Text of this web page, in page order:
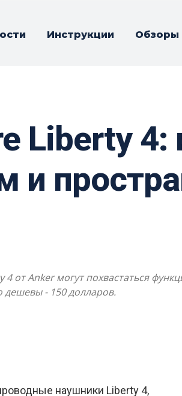
Инструкции Обзоры
Liberty 4:
и
Anker могут похвастаться
- 150 долларов.
наушники Liberty 4,